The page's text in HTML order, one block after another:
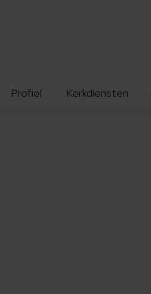
Profiel Kerkdiensten